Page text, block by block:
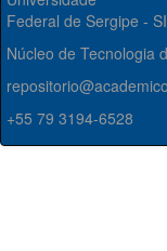
Federal de Sergipe -
Núcleo de Tecnologia
+55 79 3194-6528